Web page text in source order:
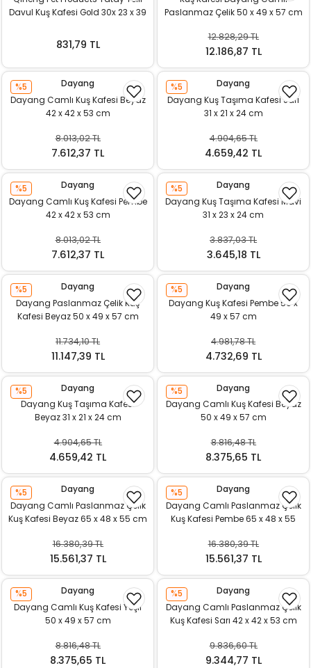
Davul Kuş Kafesi Gold 30x 23 x 39
831,79 TL
Paslanmaz Çelik 50 x 49 x 57 cm
12.828,29 TL
12.186,87 TL
%5
Dayang
Dayang Camlı Kuş Kafesi Beyaz
42 x 42 x 53 cm
8.013,02 TL
7.612,37 TL
%5
Dayang
Dayang Kuş Taşıma Kafesi Sarı
31 x 21 x 24 cm
4.904,65 TL
4.659,42 TL
%5
Dayang
Dayang Camlı Kuş Kafesi Pembe
42 x 42 x 53 cm
8.013,02 TL
7.612,37 TL
%5
Dayang
Dayang Kuş Taşıma Kafesi Mavi
31 x 23 x 24 cm
3.837,03 TL
3.645,18 TL
%5
Dayang
Dayang Paslanmaz Çelik Kuş
Kafesi Beyaz 50 x 49 x 57 cm
11.734,10 TL
11.147,39 TL
%5
Dayang
Dayang Kuş Kafesi Pembe 50 x
49 x 57 cm
4.981,78 TL
4.732,69 TL
%5
Dayang
Dayang Kuş Taşıma Kafesi
Beyaz 31 x 21 x 24 cm
4.904,65 TL
4.659,42 TL
%5
Dayang
Dayang Camlı Kuş Kafesi Beyaz
50 x 49 x 57 cm
8.816,48 TL
8.375,65 TL
%5
Dayang
Dayang Camlı Paslanmaz Çelik
Kuş Kafesi Beyaz 65 x 48 x 55 cm
16.380,39 TL
15.561,37 TL
%5
Dayang
Dayang Camlı Paslanmaz Çelik
Kuş Kafesi Pembe 65 x 48 x 55
16.380,39 TL
15.561,37 TL
%5
Dayang
Dayang Camlı Kuş Kafesi Yeşil
50 x 49 x 57 cm
8.816,48 TL
8.375,65 TL
%5
Dayang
Dayang Camlı Paslanmaz Çelik
Kuş Kafesi Sarı 42 x 42 x 53 cm
9.836,60 TL
9.344,77 TL